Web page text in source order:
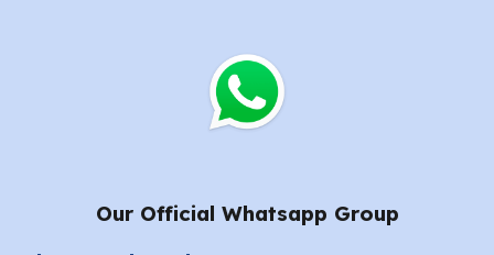
Our Official Whatsapp Group